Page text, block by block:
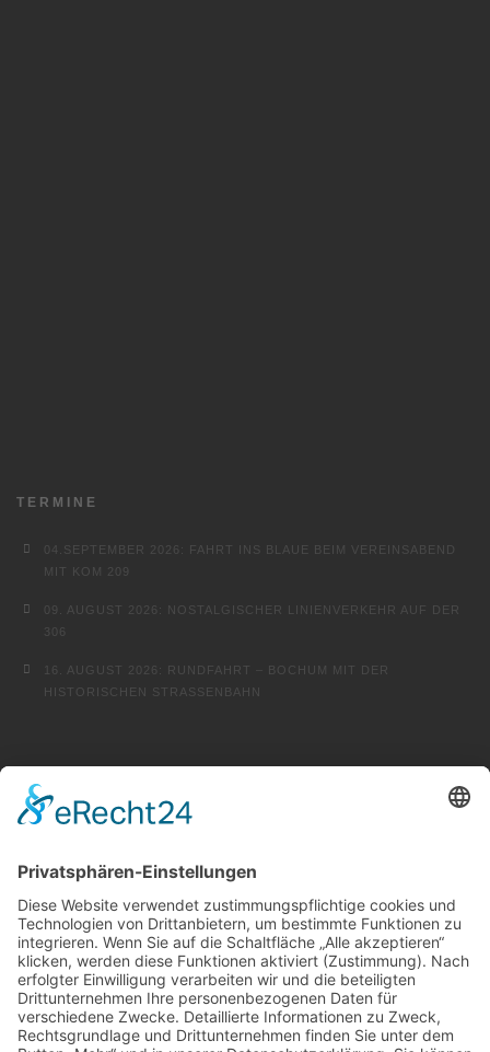
TERMINE
04.SEPTEMBER 2026: FAHRT INS BLAUE BEIM VEREINSABEND
MIT KOM 209
09. AUGUST 2026: NOSTALGISCHER LINIENVERKEHR AUF DER
306
16. AUGUST 2026: RUNDFAHRT – BOCHUM MIT DER
HISTORISCHEN STRASSENBAHN
FINDEN …
SONSTIGE
KONTAKT
FACEBOOK